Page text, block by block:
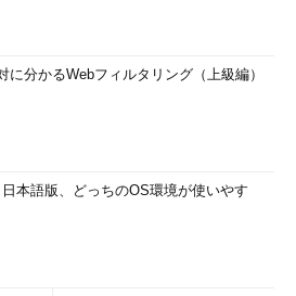
に分かるWebフィルタリング（上級編）
本語版、どっちのOS環境が使いやす